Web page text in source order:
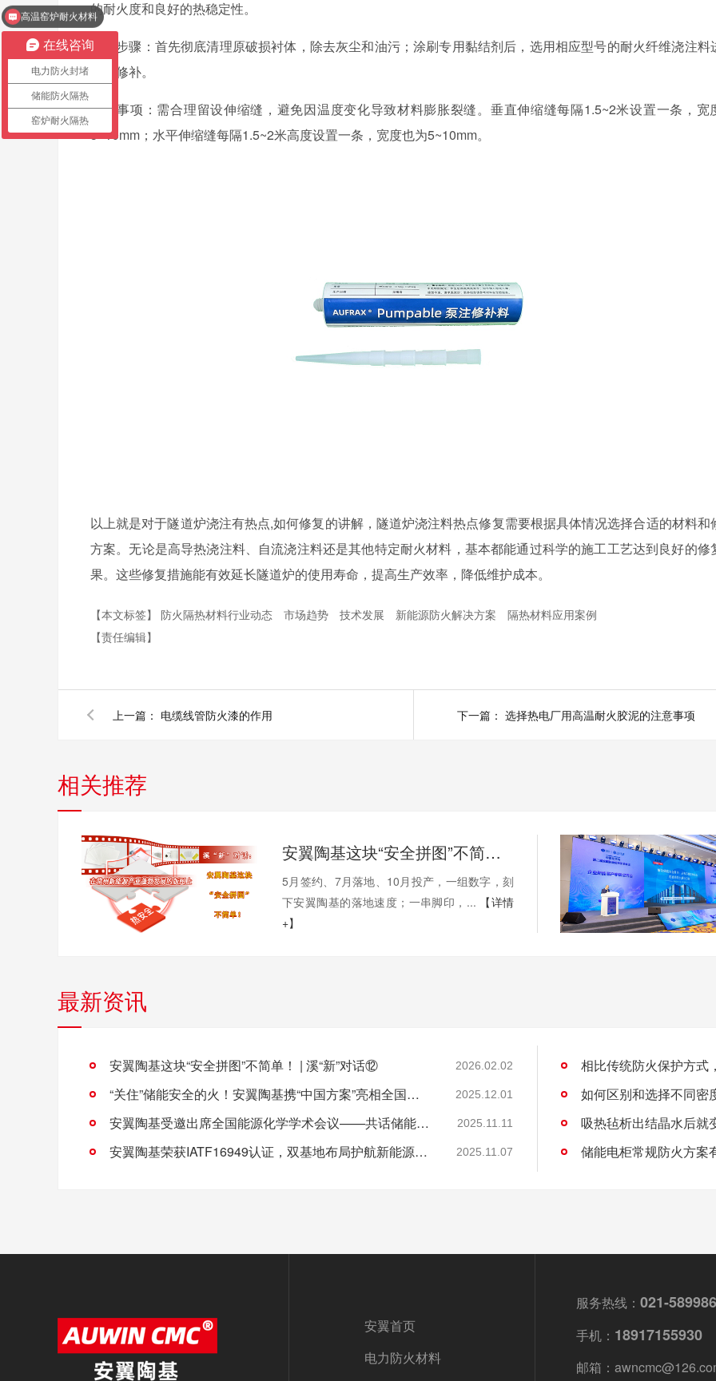
的耐火度和良好的热稳定性。
修复步骤：首先彻底清理原破损衬体，除去灰尘和油污；涂刷专用黏结剂后，选用相应型号的耐火纤维浇注料
涂抹修补。
注意事项：需合理留设伸缩缝，避免因温度变化导致材料膨胀裂缝。垂直伸缩缝每隔1.5~2米设置一条，宽
5~10mm ；水平伸缩缝每隔1.5~2米高度设置一条，宽度也为5~10mm。
以上就是对于隧道炉浇注有热点,如何修复的讲解，隧道炉浇注料热点修复需要根据具体情况选择合适的材料和
方案。无论是高导热浇注料、自流浇注料还是其他特定耐火材料，基本都能通过科学的施工工艺达到良好的修
果。这些修复措施能有效延长隧道炉的使用寿命，提高生产效率，降低维护成本。
【本文标签】 防火隔热材料行业动态 市场趋势 技术发展 新能源防火解决方案
隔热材料应用案例
【责任编辑】
上一篇： 电缆线管防火漆的作用 下一篇： 选择热电厂用高温耐火胶泥的注意事项
相关推荐
安翼陶基这块“安全拼图”不简单！ | 溪“新”对话⑫
5月签约、7月落地、10月投产，一组数字，刻
下安翼陶基的落地速度；一串脚印，...
【详情
+】
最新资讯
安翼陶基这块“安全拼图”不简单！ | 溪“新”对话⑫ 2026.02.02
“关住”储能安全的火！安翼陶基携“中国方案”亮相全国能源化学大会 2025.12.01
安翼陶基受邀出席全国能源化学学术会议——共话储能安全新方案 2025.11.11
安翼陶基荣获IATF16949认证，双基地布局护航新能源汽车安全 2025.11.07
相比传统防火保护方式
如何区别和选择不同密
吸热毡析出结晶水后就
储能电柜常规防火方案
安翼首页
电力防火材料
服务热线： 021-
手机： 18917155930
邮箱：
在线咨询
电力防火封堵
储能防火隔热
窑炉耐火隔热
高温窑炉耐火材料